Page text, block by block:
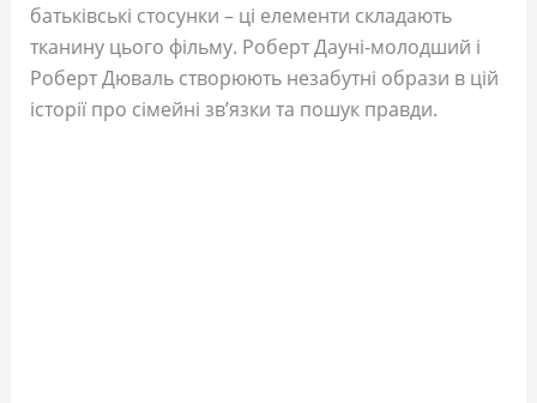
батьківські стосунки – ці елементи складають
тканину цього фільму. Роберт Дауні-молодший і
Роберт Дюваль створюють незабутні образи в цій
історії про сімейні зв’язки та пошук правди.